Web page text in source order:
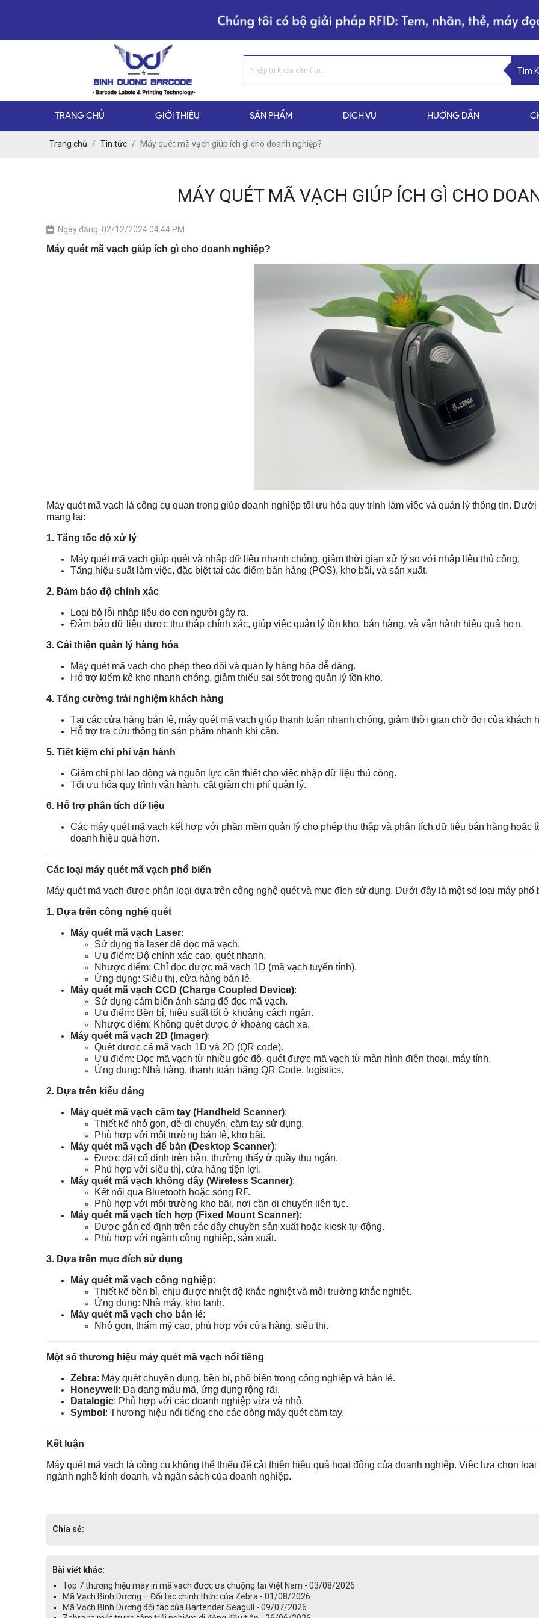
Tìm
TRANG CHỦ GIỚI THIỆU SẢN PHẨM DỊCH VỤ HƯỚNG DẪN
Trang chủ Tin tức Máy quét mã vạch giúp ích gì cho doanh nghiệp?
MÁY QUÉT MÃ VẠCH GIÚP ÍCH GÌ CHO
Ngày đăng: 02/12/2024 04:44 PM
Máy quét mã vạch giúp ích gì cho doanh nghiệp?
Máy quét mã vạch là công cụ quan trọng giúp doanh nghiệp tối ưu hóa quy trình làm việc và quản lý thông tin.
mang lại:
1. Tăng tốc độ xử lý
Máy quét mã vạch giúp quét và nhập dữ liệu nhanh chóng, giảm thời gian xử lý so với nhập liệu thủ công.
Tăng hiệu suất làm việc, đặc biệt tại các điểm bán hàng (POS), kho bãi, và sản xuất.
2. Đảm bảo độ chính xác
Loại bỏ lỗi nhập liệu do con người gây ra.
Đảm bảo dữ liệu được thu thập chính xác, giúp việc quản lý tồn kho, bán hàng, và vận hành hiệu quả hơn.
3. Cải thiện quản lý hàng hóa
Máy quét mã vạch cho phép theo dõi và quản lý hàng hóa dễ dàng.
Hỗ trợ kiểm kê kho nhanh chóng, giảm thiểu sai sót trong quản lý tồn kho.
4. Tăng cường trải nghiệm khách hàng
Tại các cửa hàng bán lẻ, máy quét mã vạch giúp thanh toán nhanh chóng, giảm thời gian chờ đợi của khách
Hỗ trợ tra cứu thông tin sản phẩm nhanh khi cần.
5. Tiết kiệm chi phí vận hành
Giảm chi phí lao động và nguồn lực cần thiết cho việc nhập dữ liệu thủ công.
Tối ưu hóa quy trình vận hành, cắt giảm chi phí quản lý.
6. Hỗ trợ phân tích dữ liệu
Các máy quét mã vạch kết hợp với phần mềm quản lý cho phép thu thập và phân tích dữ liệu bán hàng hoặc
doanh hiệu quả hơn.
Các loại máy quét mã vạch phổ biến
Máy quét mã vạch được phân loại dựa trên công nghệ quét và mục đích sử dụng. Dưới đây là một số loại máy phổ
1. Dựa trên công nghệ quét
Máy quét mã vạch Laser:
Sử dụng tia laser để đọc mã vạch.
Ưu điểm: Độ chính xác cao, quét nhanh.
Nhược điểm: Chỉ đọc được mã vạch 1D (mã vạch tuyến tính).
Ứng dụng: Siêu thị, cửa hàng bán lẻ.
Máy quét mã vạch CCD (Charge Coupled Device):
Sử dụng cảm biến ánh sáng để đọc mã vạch.
Ưu điểm: Bền bỉ, hiệu suất tốt ở khoảng cách ngắn.
Nhược điểm: Không quét được ở khoảng cách xa.
Máy quét mã vạch 2D (Imager):
Quét được cả mã vạch 1D và 2D (QR code).
Ưu điểm: Đọc mã vạch từ nhiều góc độ, quét được mã vạch từ màn hình điện thoại, máy tính.
Ứng dụng: Nhà hàng, thanh toán bằng QR Code, logistics.
2. Dựa trên kiểu dáng
Máy quét mã vạch cầm tay (Handheld Scanner):
Thiết kế nhỏ gọn, dễ di chuyển, cầm tay sử dụng.
Phù hợp với môi trường bán lẻ, kho bãi.
Máy quét mã vạch để bàn (Desktop Scanner):
Được đặt cố định trên bàn, thường thấy ở quầy thu ngân.
Phù hợp với siêu thị, cửa hàng tiện lợi.
Máy quét mã vạch không dây (Wireless Scanner):
Kết nối qua Bluetooth hoặc sóng RF.
Phù hợp với môi trường kho bãi, nơi cần di chuyển liên tục.
Máy quét mã vạch tích hợp (Fixed Mount Scanner):
Được gắn cố định trên các dây chuyền sản xuất hoặc kiosk tự động.
Phù hợp với ngành công nghiệp, sản xuất.
3. Dựa trên mục đích sử dụng
Máy quét mã vạch công nghiệp:
Thiết kế bền bỉ, chịu được nhiệt độ khắc nghiệt và môi trường khắc nghiệt.
Ứng dụng: Nhà máy, kho lạnh.
Máy quét mã vạch cho bán lẻ:
Nhỏ gọn, thẩm mỹ cao, phù hợp với cửa hàng, siêu thị.
Một số thương hiệu máy quét mã vạch nổi tiếng
Zebra: Máy quét chuyên dụng, bền bỉ, phổ biến trong công nghiệp và bán lẻ.
Honeywell : Đa dạng mẫu mã, ứng dụng rộng rãi.
Datalogic: Phù hợp với các doanh nghiệp vừa và nhỏ.
Symbol : Thương hiệu nổi tiếng cho các dòng máy quét cầm tay.
Kết luận
Máy quét mã vạch là công cụ không thể thiếu để cải thiện hiệu quả hoạt động của doanh nghiệp. Việc lựa chọn
ngành nghề kinh doanh, và ngân sách của doanh nghiệp.
Chia sẻ:
Bài viết khác:
Top 7 thương hiệu máy in mã vạch được ưa chuộng tại Việt Nam - 03/08/2026
Mã Vạch Bình Dương – Đối tác chính thức của Zebra - 01/08/2026
Mã Vạch Bình Dương đối tác của Bartender Seagull - 09/07/2026